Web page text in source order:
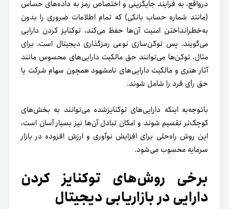
در‌واقع، به فرایند جایگزینی و اختصاص رمز به داده‌های حساس
(مانند شماره حساب بانکی) که تمام اطلاعات ضروری را بدون
به‌خطر‌‌انداختن امنیت آن‌ها حفظ می‌کند، توکنایز کردن دارایی
می‌گویند. پس توکن‌سازی نوعی رمزگذاری دیجیتال است. برای
مثال، توکن‌ها می‌توانند حق مالکیت دارایی‌های محسوس مانند
آثار هنری و مالکیت دارایی‌های نامشهود همچون سهام شرکت یا
حق رأی فرد را شامل شوند.
با‌توجه‌به اینکه دارایی‌های توکنایز‌شده ‌می‌توانند به بخش‌های
کوچک‌تر تقسیم شوند و امکان تبادل آن‌ها نیز بسیار آسان است،
این روش راه‌حلی برای افزایش نوآوری و ارزش افزوده در بازار
سرمایه محسوب می‌شود.
برخی روش‌های توکنایز کردن
دارایی در بازاریابی دیجیتال